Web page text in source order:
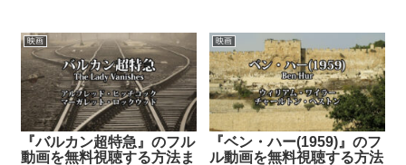
映画
『バルカン超特急』のフル
動画を無料視聴する方法ま
映画
『ベン・ハー(1959)』のフ
ル動画を無料視聴する方法